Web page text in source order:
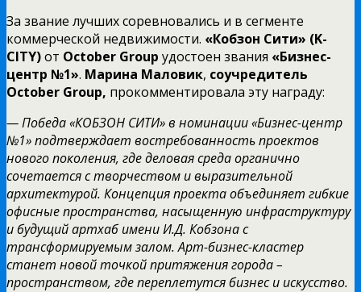
За звание лучших соревновались и в сегменте
коммерческой недвижимости. «Кобзон Сити» (K-
CITY)от October Group удостоен звания «Бизнес-
центр №1». Марина Маловик, соучредитель
October Group, прокомментировала эту награду:
— Победа «КОБЗОН СИТИ» в номинации «Бизнес-центр
№1» подтверждает востребованность проектов
нового поколения, где деловая среда органично
сочетается с творчеством и выразительной
архитектурой. Концепция проекта объединяет гибкие
офисные пространства, насыщенную инфраструктуру
и будущий артхаб имени И.Д. Кобзона с
трансформируемым залом. Арт-бизнес-кластер
станет новой точкой притяжения города –
пространством, где переплетутся бизнес и искусство.